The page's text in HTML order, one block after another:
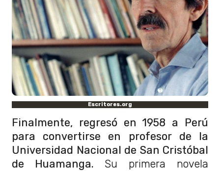
Escritores.org
Finalmente, regresó en 1958 a Perú
para convertirse en profesor de la
Universidad Nacional de San Cristóbal
de Huamanga. Su primera novela